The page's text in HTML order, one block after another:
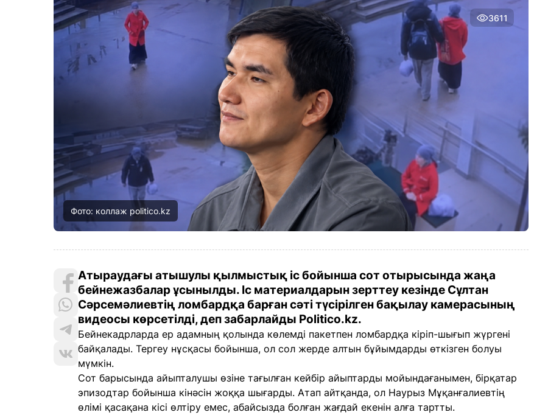
3611
Фото: коллаж politico.kz
Атыраудағы атышулы қылмыстық іс бойынша сот отырысында жаңа
бейнежазбалар ұсынылды. Іс материалдарын зерттеу кезінде Сұлтан
Сәрсемәлиевтің ломбардқа барған сәті түсірілген бақылау камерасының
видеосы көрсетілді, деп забарлайды Politico.kz.
Бейнекадрларда ер адамның қолында көлемді пакетпен ломбардқа кіріп-шығып жүргені
байқалады. Тергеу нұсқасы бойынша, ол сол жерде алтын бұйымдарды өткізген болуы
мүмкін.
Сот барысында айыпталушы өзіне тағылған кейбір айыптарды мойындағанымен, бірқатар
эпизодтар бойынша кінәсін жоққа шығарды. Атап айтқанда, ол Наурыз Мұқанғалиевтің
өлімі қасақана кісі өлтіру емес, абайсызда болған жағдай екенін алға тартты.